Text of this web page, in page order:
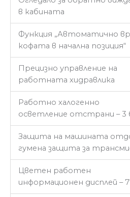
в кабината
Функция „Автоматично
кофата в начална позиция“
Прецизно управление на
работната хидравлика
Работно халогенно
осветление отстрани – 3
Защита на машината
гумена защита за
Цветен работен
информационен дисплей –